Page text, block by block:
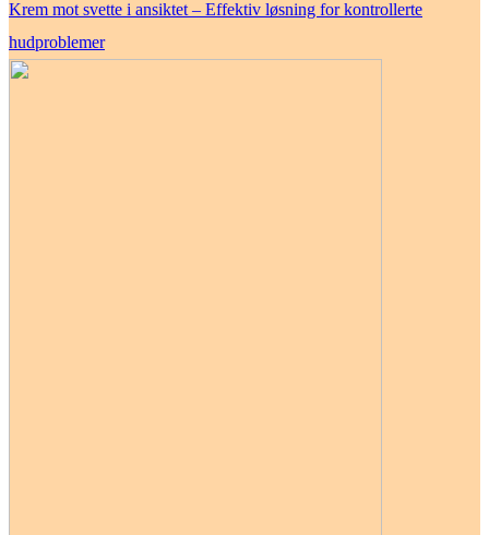
Krem mot svette i ansiktet – Effektiv løsning for kontrollerte
hudproblemer